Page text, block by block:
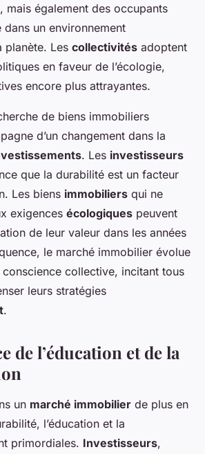
, mais également des occupants
un environnement
planète. Les collectivités adoptent
en faveur de l’écologie,
encore plus attrayantes.
de biens immobiliers
d’un changement dans la
. Les investisseurs
que la durabilité est un facteur
Les biens immobiliers qui ne
exigences écologiques peuvent
de leur valeur dans les années
le marché immobilier évolue
collective, incitant tous
leurs stratégies
.
de l’éducation et de la
un marché immobilier de plus en
l’éducation et la
primordiales. Investisseurs,